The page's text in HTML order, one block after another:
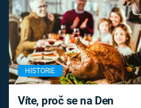
HISTORIE
Víte, proč se na Den